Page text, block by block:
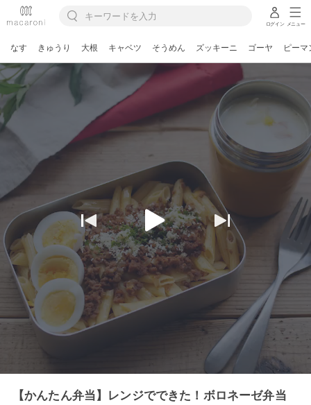
ログイン メニュー
なす きゅうり 大根 キャベツ そうめん ズッキーニ ゴーヤ ピーマ
【かんたん弁当】レンジでできた！ボロネーゼ弁当